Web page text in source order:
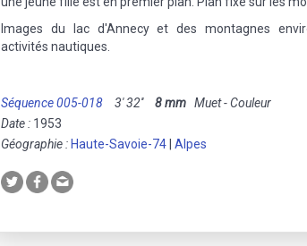
Images du lac d'Annecy et des montagnes
activités nautiques.
Séquence 005-018 3' 32'' 8 mm Muet - Couleur
Date : 1953
Géographie : Haute-Savoie-74 Alpes